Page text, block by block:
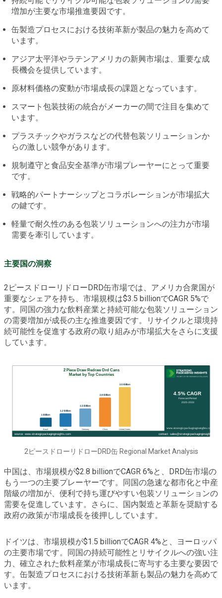
増加が主要な市場推進要因です。
缶製造プロセスにおける技術革新が製品の魅力を高めて
います。
アジア太平洋やラテンアメリカの新興市場は、重要な成
長機会を提供しています。
原材料価格の変動が市場成長の課題となっています。
スマート包装技術の統合がメーカーの間で注目を集めて
います。
プラスチックやガラスなどの代替包装ソリューションか
らの激しい競争があります。
規制遵守と食品安全基準が市場プレーヤーにとって重要
です。
戦略的パートナーシップとコラボレーションが市場拡大
の鍵です。
軽量で耐久性のある包装ソリューションへの注力が市場
需要を牽引しています。
主要国の洞察
2ピースドローリドローDRD缶市場では、アメリカ合衆国が
重要なシェアを持ち、市場規模は$3.5 billionでCAGR 5%で
す。同国の強力な飲料産業と持続可能な包装ソリューション
の需要増加が成長の主な推進要因です。リサイクルと環境持
続可能性を促進する政府の取り組みが市場拡大をさらに支援
しています。
2ピースドローリドローDRD缶 Regional Market Analysis
中国は、市場規模が$2.8 billionでCAGR 6%と、DRD缶市場の
もう一つの主要プレーヤーです。同国の急速な都市化と中産
階級の増加が、便利で持ち運びやすい包装ソリューションの
需要を促進しています。さらに、国内製造と革新を奨励する
政府の政策が市場成長を後押ししています。
ドイツは、市場規模が$1.5 billionでCAGR 4%と、ヨーロッパ
の主要市場です。同国の持続可能性とリサイクルへの強い注
力、確立された飲料産業が市場成長に寄与する主要な要因で
す。缶製造プロセスにおける技術革新も製品の魅力を高めて
います。